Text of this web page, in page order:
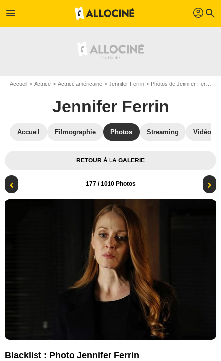
menu profil search
Accueil Actrice Actrice américaine Jennifer Ferrin Photos de Jennifer Ferrin
Jennifer Ferrin
Accueil Filmographie Photos Streaming Vidéos
RETOUR À LA GALERIE
177/ 1010 Photos
Blacklist : Photo Jennifer Ferrin